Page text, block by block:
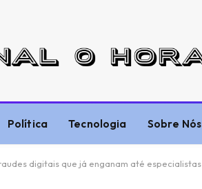
Política Tecnologia Sobre Nós
digitais que já enganam até especialistas